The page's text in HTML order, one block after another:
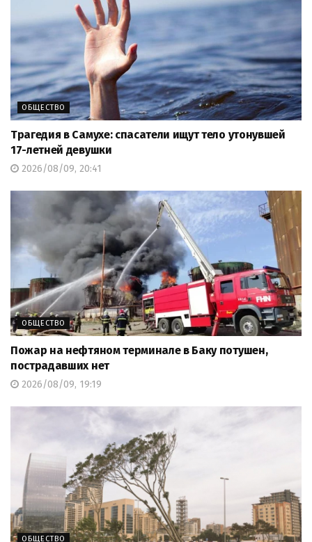
ОБЩЕСТВО
Трагедия в Самухе: спасатели ищут тело утонувшей
17-летней девушки
2026/08/09, 20:41
ОБЩЕСТВО
Пожар на нефтяном терминале в Баку потушен,
пострадавших нет
2026/08/09, 19:19
ОБЩЕСТВО